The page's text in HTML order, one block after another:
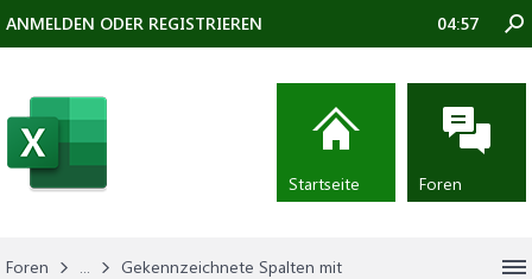
Foren ...
Gekennzeichnete Spalten mit
ANMELDEN ODER REGISTRIEREN 04:57
Startseite Foren